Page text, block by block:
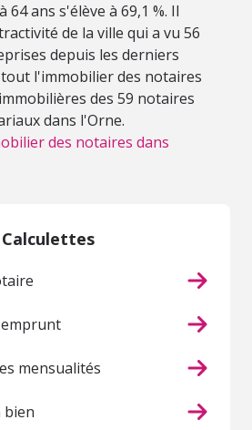
64 ans s'élève à 69,1 %. Il
de la ville qui a vu 56
depuis les derniers
l'immobilier des notaires
des 59 notaires
dans l'Orne.
des notaires dans
Calculettes
mensualités
bien